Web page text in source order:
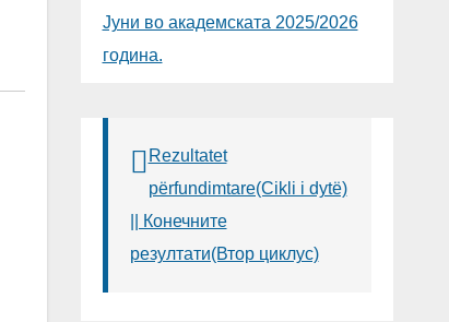
Јуни во академската 2025/2026
година.
Rezultatet
përfundimtare(Cikli i dytë)
|| Конечните
резултати(Втор циклус)